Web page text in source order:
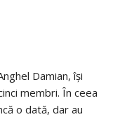
Damian, își
membri. În ceea
o dată, dar au